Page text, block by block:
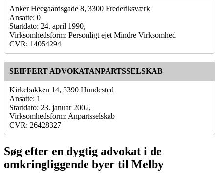
Anker Heegaardsgade 8, 3300 Frederiksværk
Ansatte: 0
Startdato: 24. april 1990,
Virksomhedsform: Personligt ejet Mindre Virksomhed
CVR: 14054294
SEIFFERT ADVOKATANPARTSSELSKAB
Kirkebakken 14, 3390 Hundested
Ansatte: 1
Startdato: 23. januar 2002,
Virksomhedsform: Anpartsselskab
CVR: 26428327
Søg efter en dygtig advokat i de
omkringliggende byer til Melby